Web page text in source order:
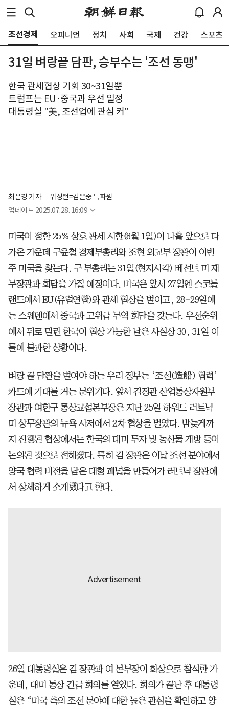
조선경제 오피니언 정치 사회 국제 건강 스포츠
31일 벼랑끝 담판, 승부수는 '조선 동맹'
한국 관세협상 기회 30~31일뿐
트럼프는 EU·중국과 우선 일정
대통령실 "美, 조선업에 관심 커"
최은경 기자
워싱턴=김은중 특파원
업데이트 2025.07.28. 16:09
미국이 정한 25% 상호 관세 시한(8월 1일)이 나흘 앞으로 다
가온 가운데 구윤철 경제부총리와 조현 외교부 장관이 이번
주 미국을 찾는다. 구 부총리는 31일(현지시각) 베선트 미 재
무장관과 회담을 가질 예정이다. 미국은 앞서 27일엔 스코틀
랜드에서 EU(유럽연합)와 관세 협상을 벌이고, 28~29일에
는 스웨덴에서 중국과 고위급 무역 회담을 갖는다. 우선순위
에서 뒤로 밀린 한국이 협상 가능한 날은 사실상 30, 31일 이
틀에 불과한 상황이다.
벼랑 끝 담판을 벌여야 하는 우리 정부는 ‘조선(造船) 협력’
카드에 기대를 거는 분위기다. 앞서 김정관 산업통상자원부
장관과 여한구 통상교섭본부장은 지난 25일 하워드 러트닉
미 상무장관의 뉴욕 사저에서 2차 협상을 벌였다. 밤늦게까
지 진행된 협상에서는 한국의 대미 투자 및 농산물 개방 등이
논의된 것으로 전해졌다. 특히 김 장관은 이날 조선 분야에서
양국 협력 비전을 담은 대형 패널을 만들어가 러트닉 장관에
서 상세하게 소개했다고 한다.
26일 대통령실은 김 장관과 여 본부장이 화상으로 참석한 가
운데, 대미 통상 긴급 회의를 열었다. 회의가 끝난 후 대통령
실은 “미국 측의 조선 분야에 대한 높은 관심을 확인하고 양